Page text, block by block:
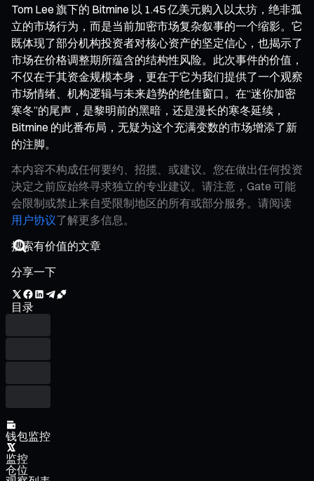
Tom Lee 旗下的 Bitmine 以 1.45 亿美元购入以太坊，绝非孤
立的市场行为，而是当前加密市场复杂叙事的一个缩影。它
既体现了部分机构投资者对核心资产的坚定信心，也揭示了
市场在价格调整期所蕴含的结构性风险。此次事件的价值，
不仅在于其资金规模本身，更在于它为我们提供了一个观察
市场情绪、机构逻辑与未来趋势的绝佳窗口。在“迷你加密
寒冬”的尾声，是黎明前的黑暗，还是漫长的寒冬延续，
Bitmine 的此番布局，无疑为这个充满变数的市场增添了新
的注脚。
本内容不构成任何要约、招揽、或建议。您在做出任何投资
决定之前应始终寻求独立的专业建议。请注意，Gate 可能
会限制或禁止来自受限制地区的所有或部分服务。请阅读
用户协议了解更多信息。
分享一下
目录
钱包监控
监控
仓位